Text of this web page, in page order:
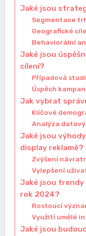
Jaké jsou
Segmentace
Geografické
Behaviorální
Jaké jsou
cílení?
Případová
Úspěch
Jak vybrat
Klíčové
Analýza
Jaké jsou
display reklamě?
Zvýšení
Vylepšení
Jaké jsou trendy
rok 2024?
Rostoucí
Využití umělé
Jaké jsou